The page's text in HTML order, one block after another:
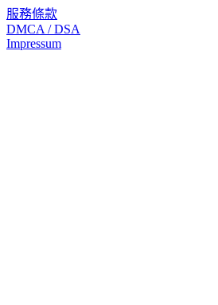
服務條款
DMCA / DSA
Impressum